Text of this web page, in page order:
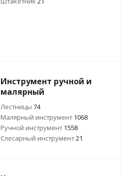
Инструмент ручной и
малярный
Лестницы 74
Малярный инструмент1068
Ручной инcтрумент1558
Слесарный инструмент21